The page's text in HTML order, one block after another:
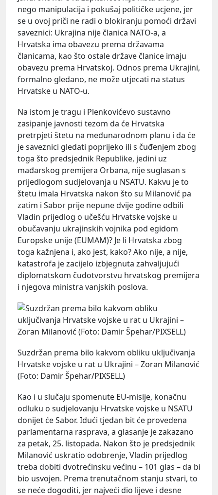
nego manipulacija i pokušaj političke ucjene, jer
se u ovoj priči ne radi o blokiranju pomoći državi
saveznici: Ukrajina nije članica NATO-a, a
Hrvatska ima obavezu prema državama
članicama, kao što ostale države članice imaju
obavezu prema Hrvatskoj. Odnos prema Ukrajini,
formalno gledano, ne može utjecati na status
Hrvatske u NATO-u.
Na istom je tragu i Plenkovićevo sustavno
zasipanje javnosti tezom da će Hrvatska
pretrpjeti štetu na međunarodnom planu i da će
je saveznici gledati poprijeko ili s čuđenjem zbog
toga što predsjednik Republike, jedini uz
mađarskog premijera Orbana, nije suglasan s
prijedlogom sudjelovanja u NSATU. Kakvu je to
štetu imala Hrvatska nakon što su Milanović pa
zatim i Sabor prije nepune dvije godine odbili
Vladin prijedlog o učešću Hrvatske vojske u
obučavanju ukrajinskih vojnika pod egidom
Europske unije (EUMAM)? Je li Hrvatska zbog
toga kažnjena i, ako jest, kako? Ako nije, a nije,
katastrofa je zacijelo izbjegnuta zahvaljujući
diplomatskom čudotvorstvu hrvatskog premijera
i njegova ministra vanjskih poslova.
Suzdržan prema bilo kakvom obliku uključivanja
Hrvatske vojske u rat u Ukrajini – Zoran Milanović
(Foto: Damir Špehar/PIXSELL)
Kao i u slučaju spomenute EU-misije, konačnu
odluku o sudjelovanju Hrvatske vojske u NSATU
donijet će Sabor. Idući tjedan bit će provedena
parlamentarna rasprava, a glasanje je zakazano
za petak, 25. listopada. Nakon što je predsjednik
Milanović uskratio odobrenje, Vladin prijedlog
treba dobiti dvotrećinsku većinu – 101 glas – da bi
bio usvojen. Prema trenutačnom stanju stvari, to
se neće dogoditi, jer najveći dio lijeve i desne